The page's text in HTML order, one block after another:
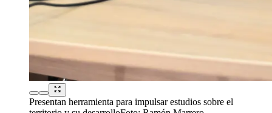
Presentan herramienta para impulsar estudios sobre el